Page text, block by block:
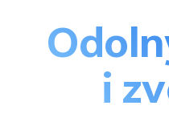
i